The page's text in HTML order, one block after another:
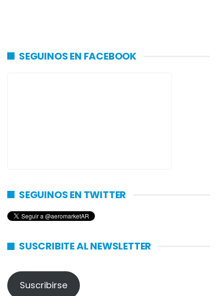
SEGUINOS EN FACEBOOK
SEGUINOS EN TWITTER
SUSCRIBITE AL NEWSLETTER
Suscribirse